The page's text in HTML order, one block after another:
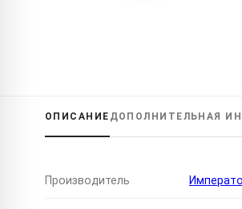
ОПИСАНИЕ ДОПОЛНИТЕЛЬНАЯ
Производитель